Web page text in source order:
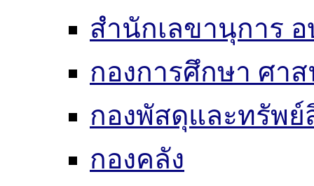
สำนักเลขานุการ อ
กองการศึกษา ศา
กองพัสดุและทรัพย์
กองคลัง